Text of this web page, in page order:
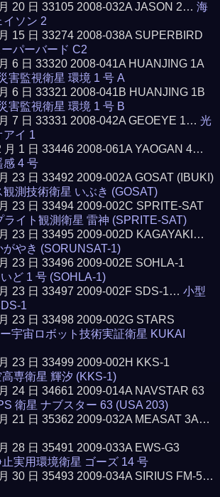
20 日 33105 2008-032A JASON 2…海
イソン 2
15 日 33274 2008-038A SUPERBIRD
パーバード C2
6 日 33320 2008-041A HUANJING 1A
害監視衛星 環境 1 号 A
6 日 33321 2008-041B HUANJING 1B
害監視衛星 環境 1 号 B
7 日 33331 2008-042A GEOEYE 1…光
アイ 1
月 1 日 33446 2008-061A YAOGAN 4…
感 4 号
23 日 33492 2009-002A GOSAT (IBUKI)
測技術衛星 いぶき (GOSAT)
23 日 33494 2009-002C SPRITE-SAT
ライト観測衛星 雷神 (SPRITE-SAT)
23 日 33495 2009-002D KAGAYAKI…
やき (SORUNSAT-1)
23 日 33496 2009-002E SOHLA-1
いど 1 号 (SOHLA-1)
23 日 33497 2009-002F SDS-1…小型
1
23 日 33498 2009-002G STARS
宇宙ロボット技術実証衛星 KUKAI
23 日 33499 2009-002H KKS-1
高専衛星 輝汐 (KKS-1)
24 日 34661 2009-014A NAVSTAR 63
衛星 ナブスター 63 (USA 203)
21 日 35362 2009-032A MEASAT 3A…
28 日 35491 2009-033A EWS-G3
止実用環境衛星 ゴーズ 14 号
30 日 35493 2009-034A SIRIUS FM-5…